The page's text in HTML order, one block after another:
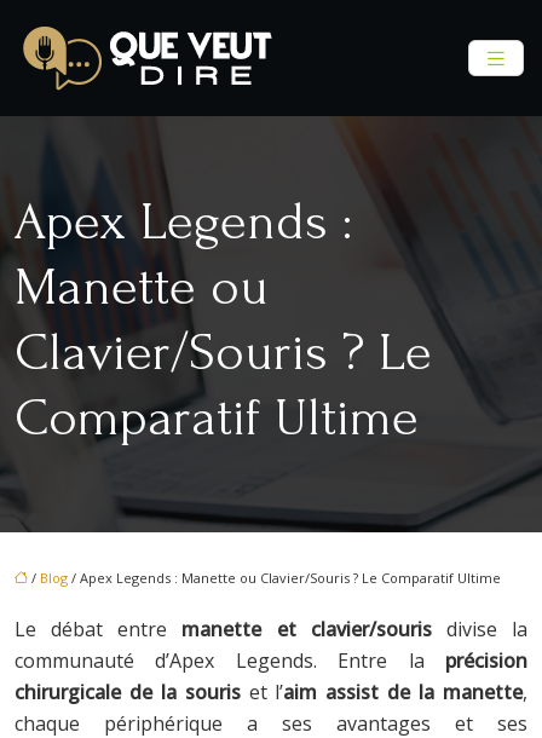
Apex Legends :
Manette ou
Clavier/Souris ? Le
Comparatif Ultime
/ Blog / Apex Legends : Manette ou Clavier/Souris ? Le Comparatif Ultime
Le débat entre manette et clavier/sourisdivise la
communauté d’Apex Legends. Entre la précision
chirurgicale de la souriset l’aim assist de la manette,
chaque périphérique a ses avantages et ses